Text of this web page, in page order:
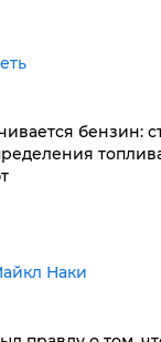
бензин:
Наки